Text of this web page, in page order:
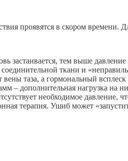
проявятся в скором времени.
застаивается, тем выше
ткани и
вены таза, а гормональный всплеск
– дополнительная нагрузка на
необходимое давление,
терапия. Ушиб может